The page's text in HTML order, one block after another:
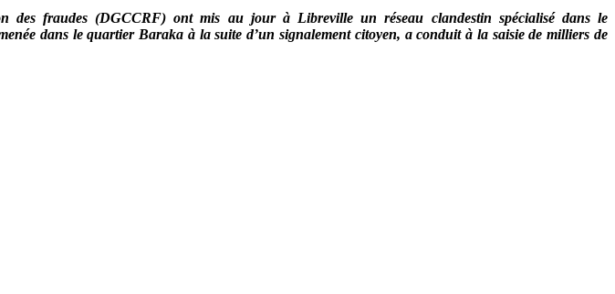
des fraudes (DGCCRF) ont mis au jour à Libreville un réseau clandestin spécialisé dans le
dans le quartier Baraka à la suite d’un signalement citoyen, a conduit à la saisie de milliers de